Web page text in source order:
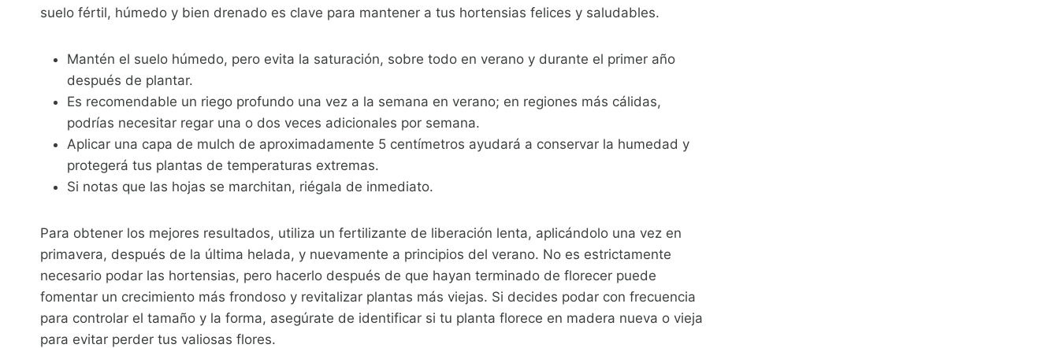
suelo fértil, húmedo y bien drenado es clave para mantener a tus hortensias felices y saludables.
Mantén el suelo húmedo, pero evita la saturación, sobre todo en verano y durante el primer año
después de plantar.
Es recomendable un riego profundo una vez a la semana en verano; en regiones más cálidas,
podrías necesitar regar una o dos veces adicionales por semana.
Aplicar una capa de mulch de aproximadamente 5 centímetros ayudará a conservar la humedad y
protegerá tus plantas de temperaturas extremas.
Si notas que las hojas se marchitan, riégala de inmediato.
Para obtener los mejores resultados, utiliza un fertilizante de liberación lenta, aplicándolo una vez en
primavera, después de la última helada, y nuevamente a principios del verano. No es estrictamente
necesario podar las hortensias, pero hacerlo después de que hayan terminado de florecer puede
fomentar un crecimiento más frondoso y revitalizar plantas más viejas. Si decides podar con frecuencia
para controlar el tamaño y la forma, asegúrate de identificar si tu planta florece en madera nueva o vieja
para evitar perder tus valiosas flores.